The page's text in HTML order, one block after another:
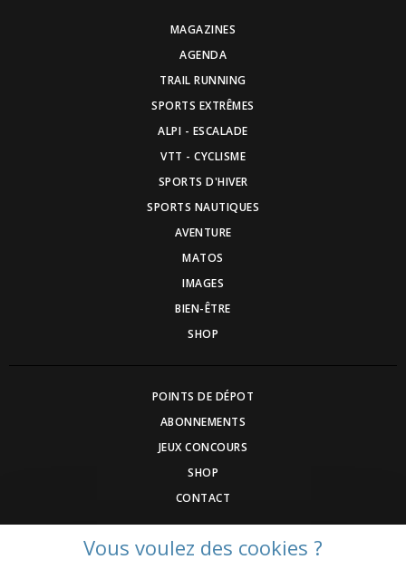
MAGAZINES
AGENDA
TRAIL RUNNING
SPORTS EXTRÊMES
ALPI - ESCALADE
VTT - CYCLISME
SPORTS D'HIVER
SPORTS NAUTIQUES
AVENTURE
MATOS
IMAGES
BIEN-ÊTRE
SHOP
POINTS DE DÉPOT
ABONNEMENTS
JEUX CONCOURS
SHOP
CONTACT
DEVENEZ ANNONCEUR
Vous voulez des cookies ?